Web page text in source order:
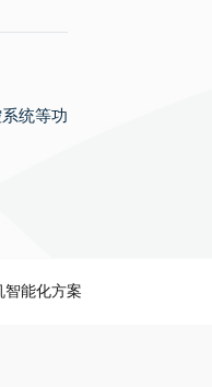
统等功
智能化方案